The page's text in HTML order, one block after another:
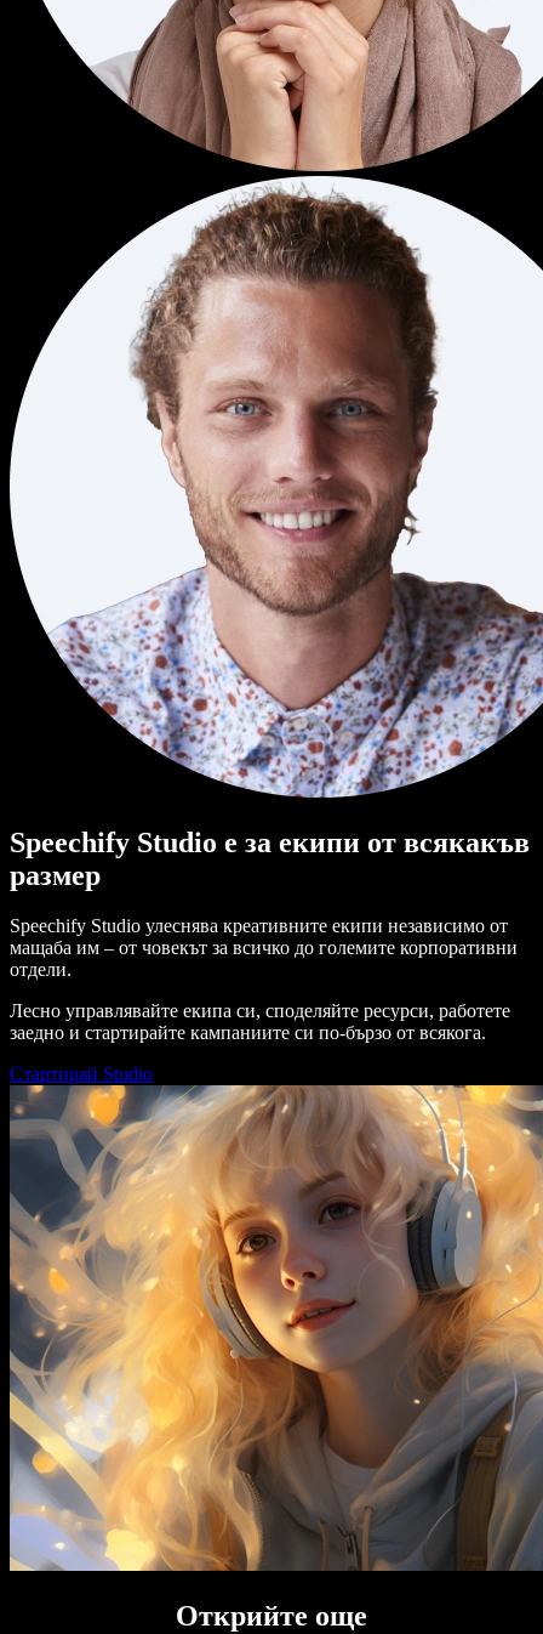
Speechify Studio е за екипи от всякакъв
размер
Speechify Studio улеснява креативните екипи независимо от
мащаба им – от човекът за всичко до големите корпоративни
отдели.
Лесно управлявайте екипа си, споделяйте ресурси, работете
заедно и стартирайте кампаниите си по-бързо от всякога.
Стартирай Studio
Открийте още